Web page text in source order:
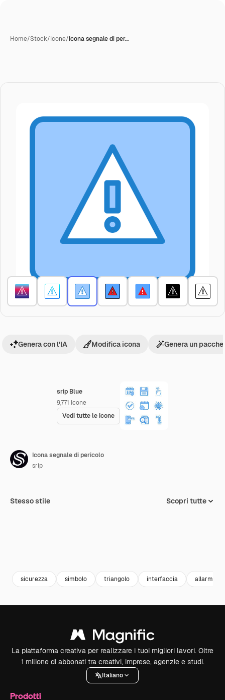
Home/Stock/Icone/Icona segnale di per…
srip Blue
9,771 Icone
Vedi tutte le icone
Genera con l'IA Modifica icona Genera un
Icona segnale di pericolo
srip
Stesso stile Scopri tutte
sicurezza simbolo triangolo interfaccia allarme
La piattaforma creativa per realizzare i tuoi migliori lavori. Oltre
1 milione di abbonati tra creativi, imprese, agenzie e studi.
Italiano
Prodotti